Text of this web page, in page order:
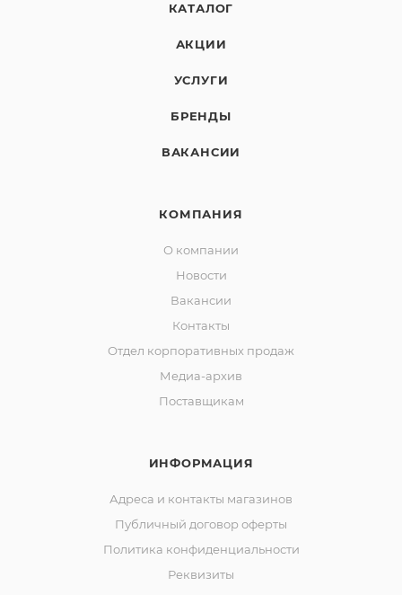
КАТАЛОГ
АКЦИИ
УСЛУГИ
БРЕНДЫ
ВАКАНСИИ
КОМПАНИЯ
О компании
Новости
Вакансии
Контакты
Отдел корпоративных продаж
Медиа-архив
Поставщикам
ИНФОРМАЦИЯ
Адреса и контакты магазинов
Публичный договор оферты
Политика конфиденциальности
Реквизиты